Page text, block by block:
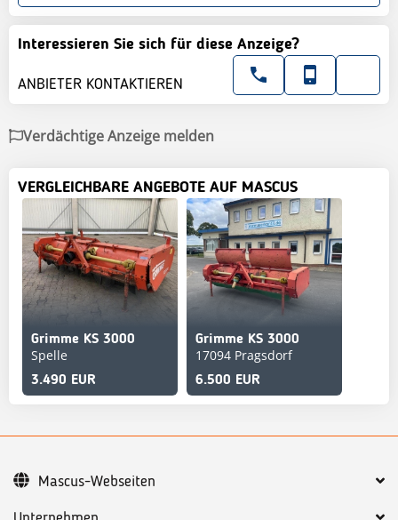
Interessieren Sie sich für diese Anzeige?
ANBIETER KONTAKTIEREN
Verdächtige Anzeige melden
VERGLEICHBARE ANGEBOTE AUF MASCUS
Grimme KS 3000
Spelle
3.490 EUR
Grimme KS 3000
17094 Pragsdorf
6.500 EUR
Mascus-Webseiten